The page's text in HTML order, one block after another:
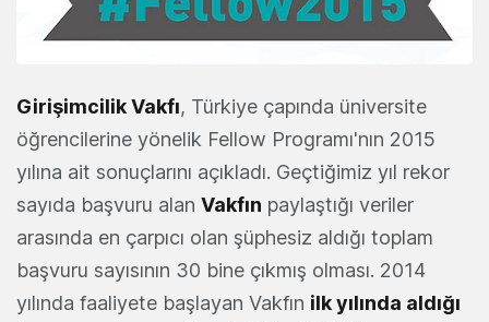
Girişimcilik Vakfı, Türkiye çapında üniversite
öğrencilerine yönelik Fellow Programı'nın 2015
yılına ait sonuçlarını açıkladı. Geçtiğimiz yıl rekor
sayıda başvuru alan Vakfın paylaştığı veriler
arasında en çarpıcı olan şüphesiz aldığı toplam
başvuru sayısının 30 bine çıkmış olması. 2014
yılında faaliyete başlayan Vakfın ilk yılında aldığı